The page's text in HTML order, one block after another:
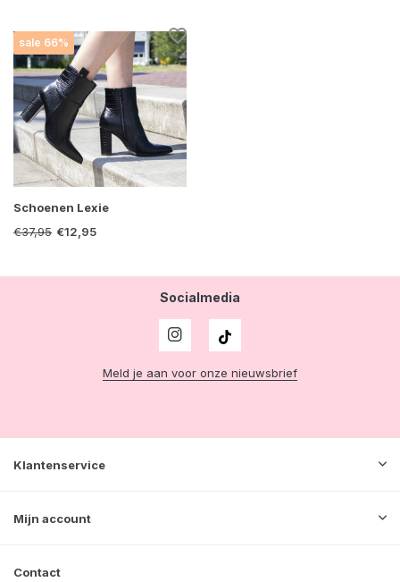
sale 66%
Schoenen Lexie
€37,95 €12,95
Socialmedia
Meld je aan voor onze nieuwsbrief
Klantenservice
Mijn account
Contact